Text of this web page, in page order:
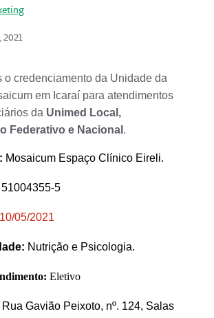
2021
o credenciamento da Unidade da
em Icaraí para atendimentos
da Unimed Local,
Federativo e Nacional .
: Mosaicum Espaço Clínico Eireli.
51004355-5
10/05/2021
Nutrição e Psicologia.
Eletivo
Rua Gavião Peixoto, nº. 124, Salas